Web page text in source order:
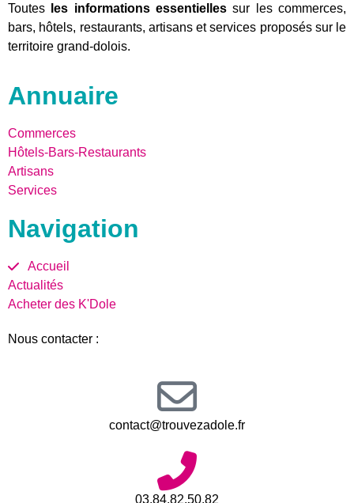
Toutes les informations essentielles sur les commerces,
bars, hôtels, restaurants, artisans et services proposés sur le
territoire grand-dolois.
Annuaire
Commerces
Hôtels-Bars-Restaurants
Artisans
Services
Navigation
Accueil
Actualités
Acheter des K'Dole
Nous contacter :
contact@trouvezadole.fr
03.84.82.50.82